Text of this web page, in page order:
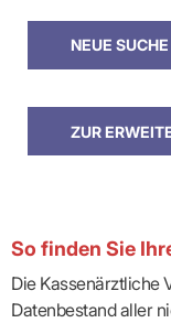
So finden Sie
Die Kassenärztliche
Datenbestand aller